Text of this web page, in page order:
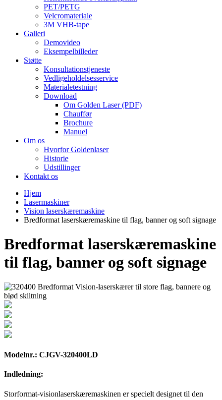
PET/PETG
Velcromateriale
3M VHB-tape
Galleri
Demovideo
Eksempelbilleder
Støtte
Konsultationstjeneste
Vedligeholdelsesservice
Materialetestning
Download
Om Golden Laser (PDF)
Chauffør
Brochure
Manuel
Om os
Hvorfor Goldenlaser
Historie
Udstillinger
Kontakt os
Hjem
Lasermaskiner
Vision laserskæremaskine
Bredformat laserskæremaskine til flag, banner og soft signage
Bredformat laserskæremaskine
til flag, banner og soft signage
Modelnr.: CJGV-320400LD
Indledning:
Storformat-visionlaserskæremaskinen er specielt designet til den